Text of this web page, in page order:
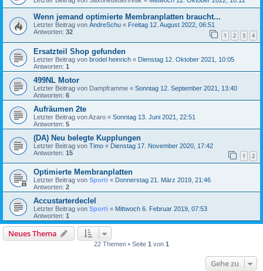
Wenn jemand optimierte Membranplatten braucht...
Letzter Beitrag von AndreSchu « Freitag 12. August 2022, 06:51
Antworten: 32 1 2 3 4
Ersatzteil Shop gefunden
Letzter Beitrag von brodel heinrich « Dienstag 12. Oktober 2021, 10:05
Antworten: 1
499NL Motor
Letzter Beitrag von Dampframme « Sonntag 12. September 2021, 13:40
Antworten: 6
Aufräumen 2te
Letzter Beitrag vonAzaro « Sonntag 13. Juni 2021, 22:51
Antworten: 5
(DA) Neu belegte Kupplungen
Letzter Beitrag von Timo « Dienstag 17. November 2020, 17:42
Antworten: 15 1 2
Optimierte Membranplatten
Letzter Beitrag von Sporti « Donnerstag 21. März 2019, 21:46
Antworten: 2
Accustarterdeclel
Letzter Beitrag von Sporti « Mittwoch 6. Februar 2019, 07:53
Antworten: 1
Neues Thema
22 Themen • Seite 1 von 1
Gehe zu